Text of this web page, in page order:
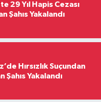
29 Yıl Hapis Cezası
Şahıs Yakalandı
Hırsızlık Suçundan
Şahıs Yakalandı